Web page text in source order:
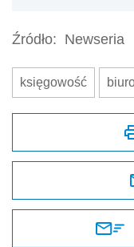
Źródło: Newseria
księgowość